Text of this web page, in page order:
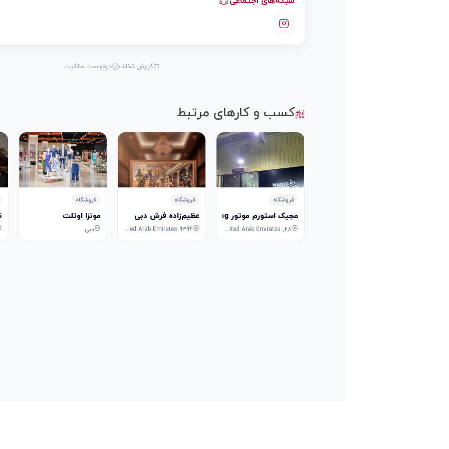
گزارش تخلف درخواست مالکیت
کسب و کارهای مرتبط
فروشگاه
مجیک استورم موتور Magic Storm Motorcycles Trading
28, 7B Street, Umm Ramool, Dubai, Dubai, United Arab Emirates
فروشگاه
عظیم‌زاده فرش دبی
9394 Avenue, 1st Street, Dubai, Dubai, United Arab Emirates
فروشگاه
مونزا اوتلت
دبی